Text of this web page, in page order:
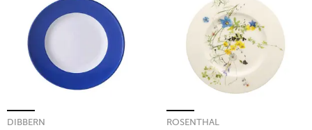
DIBBERN ROSENTHAL